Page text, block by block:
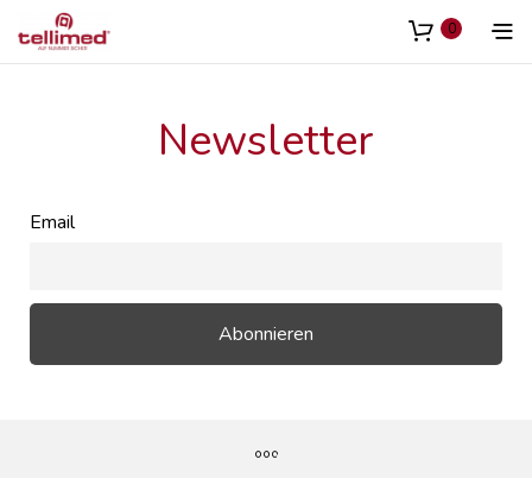
springen
0
Newsletter
Email